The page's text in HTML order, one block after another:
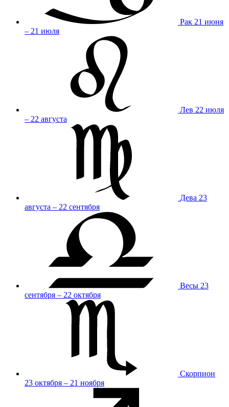
Рак 21 июня
– 21 июля
Лев 22 июля
– 22 августа
Дева 23
августа – 22 сентября
Весы 23
сентября – 22 октября
Скорпион
23 октября – 21 ноября